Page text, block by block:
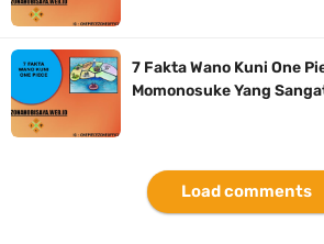
7 Fakta Wano Kuni One
Momonosuke Yang
Load comments